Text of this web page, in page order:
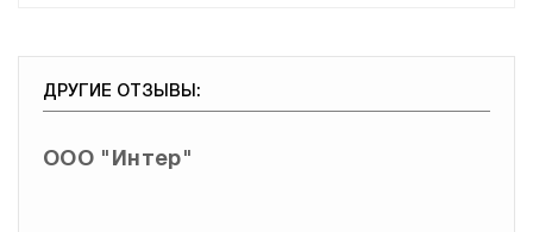
ДРУГИЕ ОТЗЫВЫ:
ООО "Интер"